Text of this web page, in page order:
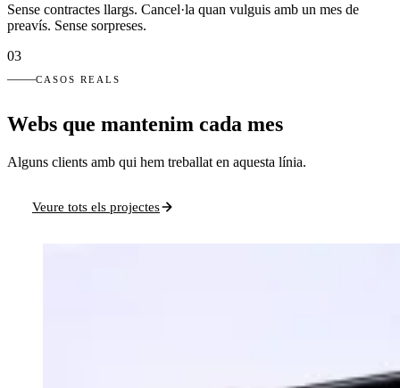
Sense contractes llargs. Cancel·la quan vulguis amb un mes de
preavís. Sense sorpreses.
03
CASOS REALS
Webs que mantenim cada mes
Alguns clients amb qui hem treballat en aquesta línia.
Veure tots els projectes